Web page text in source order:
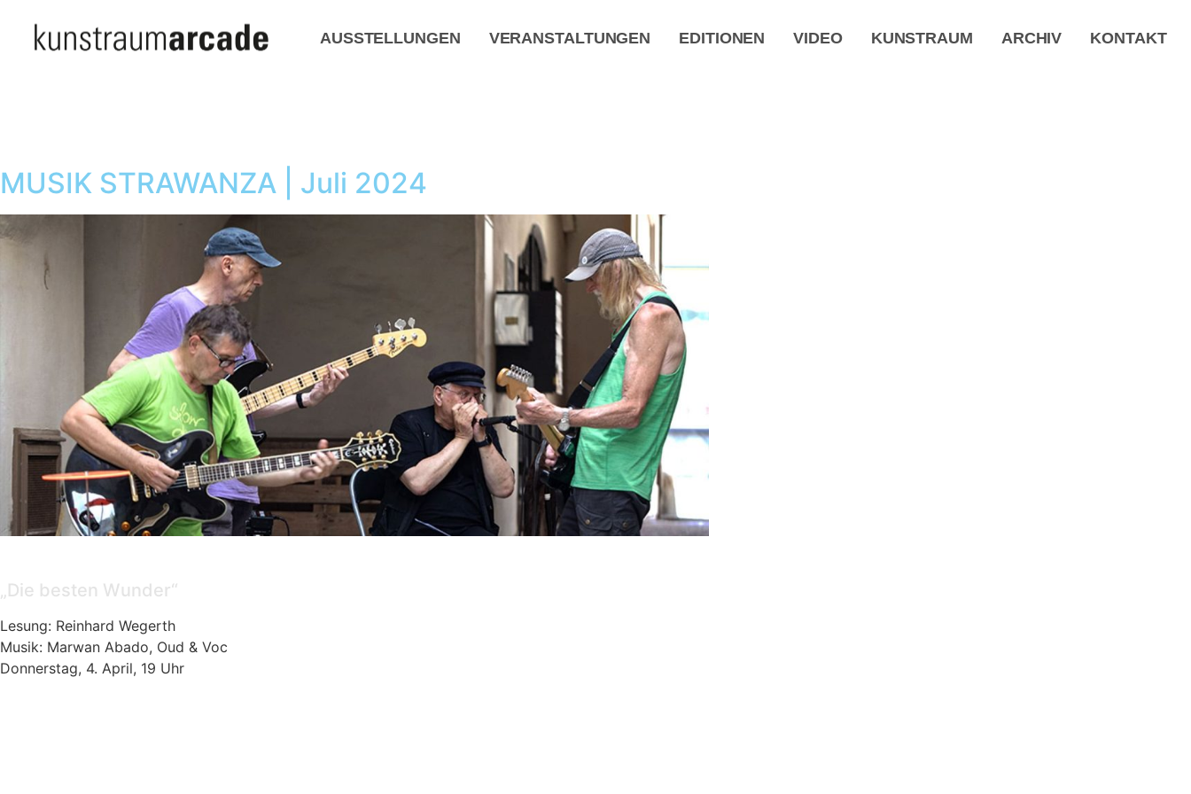
AUSSTELLUNGEN VERANSTALTUNGEN EDITIONEN VIDEO KUNSTRAUM ARCHIV KONTAKT
MUSIK STRAWANZA | Juli 2024
„Die besten Wunder“
Lesung: Reinhard Wegerth
Musik: Marwan Abado, Oud & Voc
Donnerstag, 4. April, 19 Uhr